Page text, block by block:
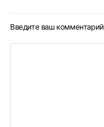
Введите ваш комментарий